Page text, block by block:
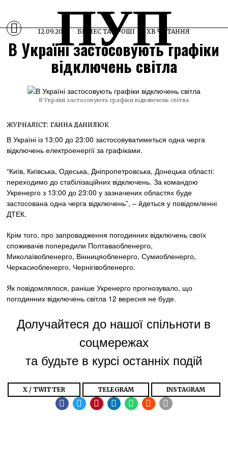
ПУП
12.09.2024 БІЗНЕС ТА ГРОШІ 1 ХВ ЧИТАННЯ
В Україні застосовують графіки
відключень світла
В Україні застосовують графіки відключень світла
ЖУРНАЛІСТ: ГАННА ДАНИЛЮК
В Україні із 13:00 до 23:00 застосовуватиметься одна черга
відключень електроенергії за графіками.
“Київ, Київська, Одеська, Дніпропетровська, Донецька області:
переходимо до стабілізаційних відключень. За командою
Укренерго з 13:00 до 23:00 у зазначених областях буде
застосована одна черга відключень”, – йдеться у повідомленні
ДТЕК.
Крім того, про запровадження погодинних відключень своїх
споживачів попередили Полтаваобленерго,
Миколаївобленерго, Вінницяобленерго, Сумиобленерго,
Черкасиобленерго, Чернігівобленерго.
Як повідомлялося, раніше Укренерго прогнозувало, що
погодинних відключень світла 12 вересня не буде.
Долучайтеся до нашої спільноти в
соцмережах
та будьте в курсі останніх подій
X / TWITTER TELEGRAM INSTAGRAM